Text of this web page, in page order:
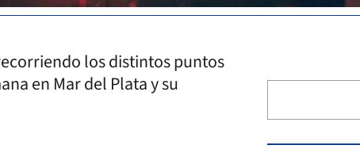
los distintos puntos
en Mar del Plata y su